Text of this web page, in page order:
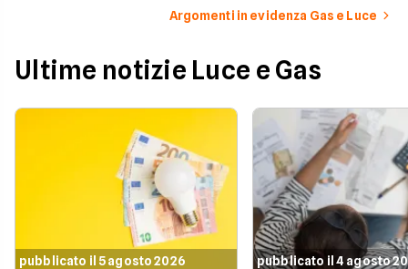
Argomenti in evidenza Gas e Luce
Ultime notizie Luce e Gas
pubblicato il 5 agosto 2026 pubblicato il 4 agosto